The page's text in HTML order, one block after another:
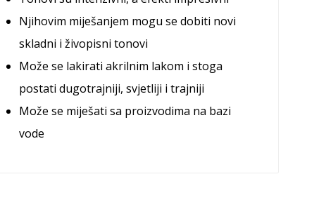
Njihovim miješanjem mogu se dobiti novi
skladni i živopisni tonovi
Može se lakirati akrilnim lakom i stoga
postati dugotrajniji, svjetliji i trajniji
Može se miješati sa proizvodima na bazi
vode